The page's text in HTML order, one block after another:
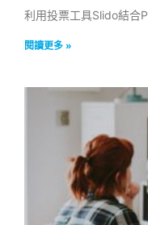
利用投票工具Slido結合
閱讀更多 »